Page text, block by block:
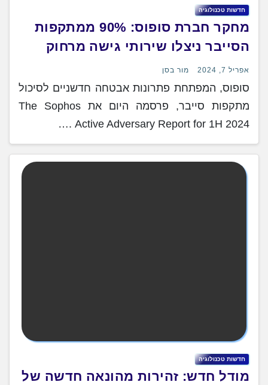
חדשות טכנולוגיה
מחקר חברת סופוס: 90% ממתקפות
הסייבר ניצלו שירותי גישה מרחוק
אפריל 7, 2024 מור בסן
סופוס, המפתחת פתרונות אבטחה חדשניים לסיכול
מתקפות סייבר, פרסמה היום את The Sophos
Active Adversary Report for 1H 2024 .…
חדשות טכנולוגיה
מודל חדש: זהירות מהונאה חדשה של